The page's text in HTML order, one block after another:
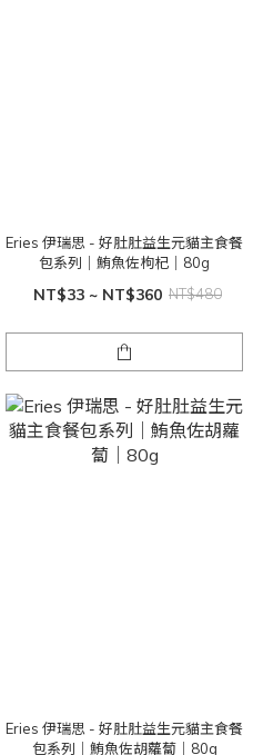
Eries 伊瑞思 - 好肚肚益生元貓主食餐
包系列｜鮪魚佐枸杞｜80g
NT$33 ~ NT$360 NT$480
Eries 伊瑞思 - 好肚肚益生元貓主食餐
包系列｜鮪魚佐胡蘿蔔｜80g